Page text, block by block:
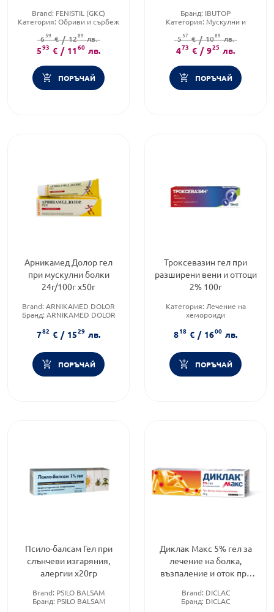
Brand: FENISTIL (GKC)
Категория: Обриви и сърбеж
659€ / 1289лв.
593 € / 1160 лв.
ПОРЪЧАЙ
Бранд: IBUTOP
Категория: Мускулни и
Форма на продукта:гел
557€ / 1089лв.
473 € / 925 лв.
ПОРЪЧАЙ
Арникамед Долор гел
при мускулни болки
24г/100г х50г
Brand: ARNIKAMED DOLOR
Бранд: ARNIKAMED DOLOR
782 € / 1529 лв.
ПОРЪЧАЙ
Троксевазин гел при
разширени вени и оттоци
2% 100г
Категория: Лечение на
хемороиди
Форма на продукта:
818 € / 1600 лв.
ПОРЪЧАЙ
Псило-балсам Гел при
слънчеви изгаряния,
алергии х20гр
Brand: PSILO BALSAM
Бранд: PSILO BALSAM
Диклак Макс 5% гел за
лечение на болка,
възпаление и оток при
х50гр
Brand: DICLAC
Бранд: DICLAC